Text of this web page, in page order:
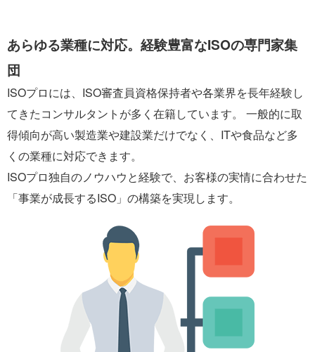
あらゆる業種に対応。経験豊富なISOの専門家集
団
ISOプロには、ISO審査員資格保持者や各業界を長年経験し
てきたコンサルタントが多く在籍しています。 一般的に取
得傾向が高い製造業や建設業だけでなく、ITや食品など多
くの業種に対応できます。
ISOプロ独自のノウハウと経験で、お客様の実情に合わせた
「事業が成長するISO」の構築を実現します。